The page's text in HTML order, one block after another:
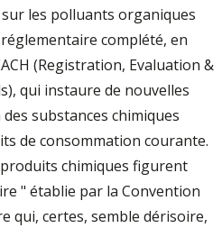
les polluants organiques
complété, en
(Registration, Evaluation &
qui instaure de nouvelles
substances chimiques
de consommation courante.
chimiques figurent
" établie par la Convention
qui, certes, semble dérisoire,